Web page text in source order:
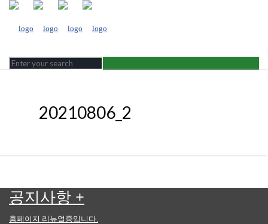
20210806_2
공지사항 +
홈페이지 리뉴얼중입니다.